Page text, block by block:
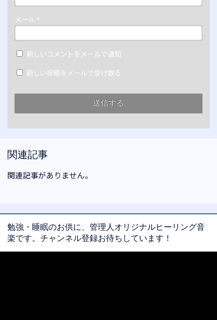
メール *
新しいコメントをメールで通知
新しい投稿をメールで受け取る
関連記事
関連記事がありません。
勉強・睡眠のお供に、管理人オリジナルヒーリング音
楽です。チャンネル登録お待ちしています！